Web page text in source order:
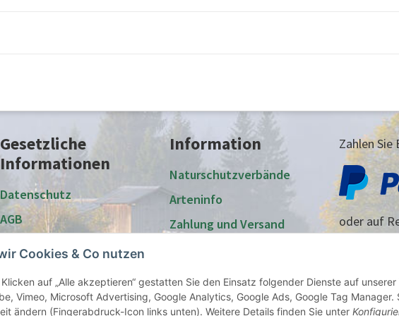
Cookies & Co nutzen
auf „Alle akzeptieren“ gestatten Sie den Einsatz folgender Dienste auf
Vimeo, Microsoft Advertising, Google Analytics, Google Ads, Google Tag Manager.
ändern (Fingerabdruck-Icon links unten). Weitere Details finden Sie unter
Gesetzliche
Informationen
Datenschutz
AGB
Information
Naturschutzverbände
Arteninfo
Zahlung und Versand
Sitemap
Zahlen Sie
oder auf